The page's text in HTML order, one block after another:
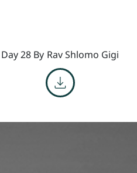
Day 28 By Rav Shlomo Gigi